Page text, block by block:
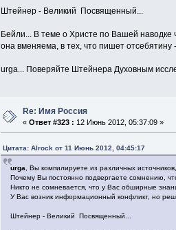
Штейнер - Великий Посвященный...
Бейли... В теме о Христе по Вашей наводке
она вменяема, в тех, что пишет
urga... Поверяйте Штейнера Духовным
Re: Имя Россия
«Ответ #323 : 12 Июнь 2012, 05:37:09 »
Цитата: Alrock от 11 Июнь 2012, 04:45:17
urga , Вы компилируете из различных
Почему Вы постоянно подвергаете сомнению,
Никто не сомневается, что у Вас обширные
У Вас возник информационный конфликт, но
Штейнер - Великий Посвященный...